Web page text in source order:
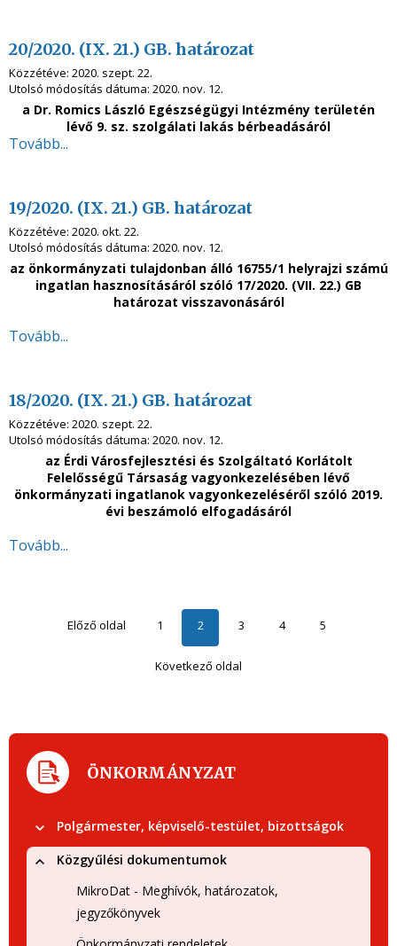
20/2020. (IX. 21.) GB. határozat
Közzétéve: 2020. szept. 22.
Utolsó módosítás dátuma: 2020. nov. 12.
a Dr. Romics László Egészségügyi Intézmény területén
lévő 9. sz. szolgálati lakás bérbeadásáról
Tovább...
19/2020. (IX. 21.) GB. határozat
Közzétéve: 2020. okt. 22.
Utolsó módosítás dátuma: 2020. nov. 12.
az önkormányzati tulajdonban álló 16755/1 helyrajzi számú
ingatlan hasznosításáról szóló 17/2020. (VII. 22.) GB
határozat visszavonásáról
Tovább...
18/2020. (IX. 21.) GB. határozat
Közzétéve: 2020. szept. 22.
Utolsó módosítás dátuma: 2020. nov. 12.
az Érdi Városfejlesztési és Szolgáltató Korlátolt
Felelősségű Társaság vagyonkezelésében lévő
önkormányzati ingatlanok vagyonkezeléséről szóló 2019.
évi beszámoló elfogadásáról
Tovább...
Előző oldal 1 2 3 4 5
Következő oldal
ÖNKORMÁNYZAT
Polgármester, képviselő-testület, bizottságok
Közgyűlési dokumentumok
MikroDat - Meghívók, határozatok,
jegyzőkönyvek